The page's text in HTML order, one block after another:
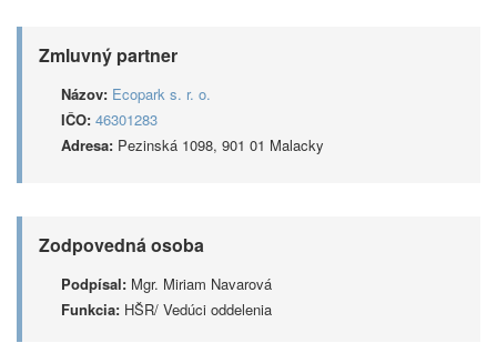
Zmluvný partner
Názov: Ecopark s. r. o.
IČO: 46301283
Adresa: Pezinská 1098, 901 01 Malacky
Zodpovedná osoba
Podpísal: Mgr. Miriam Navarová
Funkcia: HŠR/ Vedúci oddelenia